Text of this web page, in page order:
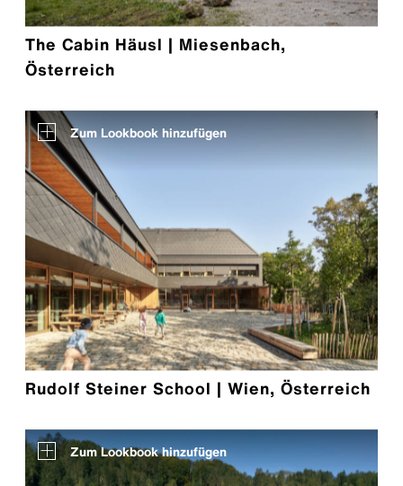
The Cabin Häusl | Miesenbach,
Österreich
Zum Lookbook hinzufügen
Rudolf Steiner School | Wien, Österreich
Zum Lookbook hinzufügen